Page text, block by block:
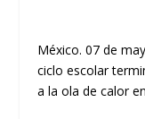
México. 07 de
ciclo escolar
a la ola de calor